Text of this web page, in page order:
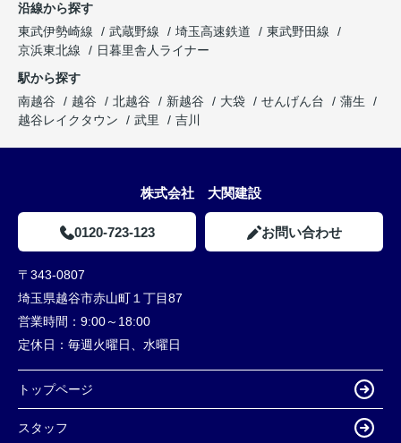
沿線から探す
東武伊勢崎線
武蔵野線 埼玉高速鉄道
東武野田線
京浜東北線
日暮里舎人ライナー
駅から探す
南越谷
越谷 北越谷 新越谷 大袋 せんげん台
蒲生
越谷レイクタウン
武里 吉川
株式会社 大関建設
0120-723-123 お問い合わせ
〒343-0807
埼玉県越谷市赤山町１丁目87
営業時間： 9:00～18:00
定休日： 毎週火曜日、水曜日
トップページ
スタッフ